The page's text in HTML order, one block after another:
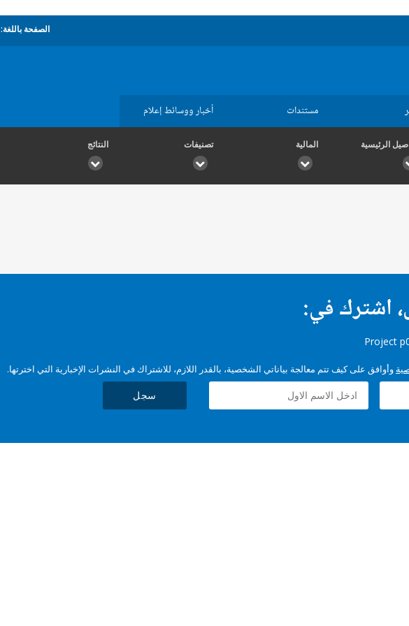
الصفحة باللغة:
مستندات أخبار ووسائط إعلام
الرئيسية المالية تصنيفات النتائج
اشترك في:
وأوافق على كيف تتم معالجة بياناتي الشخصية، بالقدر اللازم، للاشتراك في النشرات الإخبارية التي اخترتها.
سجل